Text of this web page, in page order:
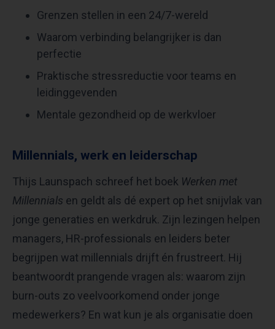
Grenzen stellen in een 24/7-wereld
Waarom verbinding belangrijker is dan
perfectie
Praktische stressreductie voor teams en
leidinggevenden
Mentale gezondheid op de werkvloer
Millennials, werk en leiderschap
Thijs Launspach schreef het boek Werken met
Millennials en geldt als dé expert op het snijvlak van
jonge generaties en werkdruk. Zijn lezingen helpen
managers, HR-professionals en leiders beter
begrijpen wat millennials drijft én frustreert. Hij
beantwoordt prangende vragen als: waarom zijn
burn-outs zo veelvoorkomend onder jonge
medewerkers? En wat kun je als organisatie doen